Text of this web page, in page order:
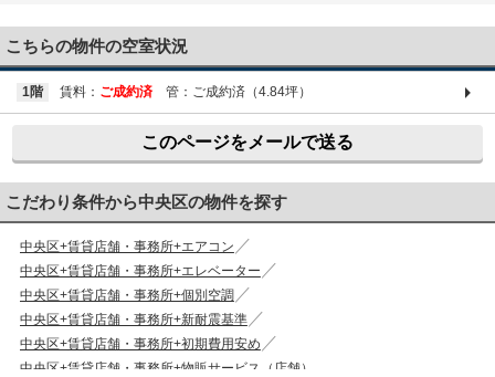
こちらの物件の空室状況
1階 賃料： ご成約済 管：ご成約済（4.84坪）
このページをメールで送る
こだわり条件から中央区の物件を探す
中央区+賃貸店舗・事務所+エアコン
中央区+賃貸店舗・事務所+エレベーター
中央区+賃貸店舗・事務所+個別空調
中央区+賃貸店舗・事務所+新耐震基準
中央区+賃貸店舗・事務所+初期費用安め
中央区+賃貸店舗・事務所+物販サービス（店舗）